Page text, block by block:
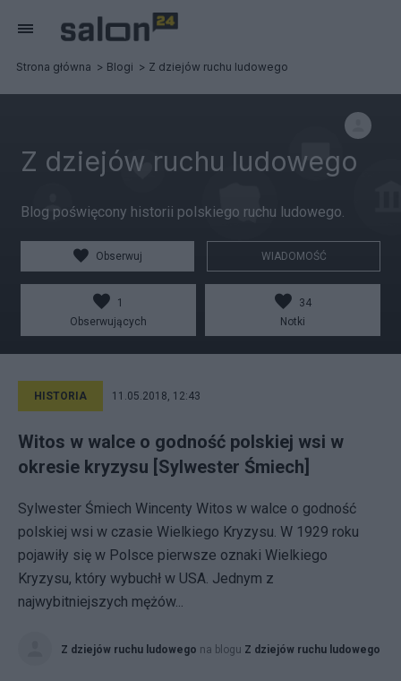
Strona główna Blogi Z dziejów ruchu ludowego
Z dziejów ruchu ludowego
Blog poświęcony historii polskiego ruchu ludowego.
Obserwuj WIADOMOŚĆ
1
Obserwujących
34
Notki
HISTORIA 11.05.2018, 12:43
Witos w walce o godność polskiej wsi w
okresie kryzysu [Sylwester Śmiech]
Sylwester Śmiech Wincenty Witos w walce o godność
polskiej wsi w czasie Wielkiego Kryzysu. W 1929 roku
pojawiły się w Polsce pierwsze oznaki Wielkiego
Kryzysu, który wybuchł w USA. Jednym z
najwybitniejszych mężów...
Z dziejów ruchu ludowego na blogu Z dziejów ruchu ludowego